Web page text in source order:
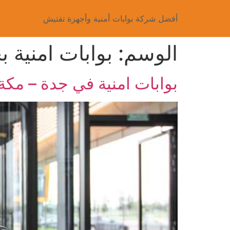
أفضل شركة بوابات أمنية وأجهزة تفتيش
الوسم: بوابات امنية
بوابات امنية في جدة –